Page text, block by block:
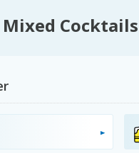
Cocktails